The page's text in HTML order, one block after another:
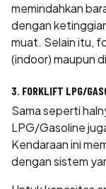
memindahkan
dengan
muat. Selain itu,
(indoor) maupun
3. FORKLIFT LPG/
Sama seperti
LPG/Gasoline
Kendaraan ini
dengan sistem